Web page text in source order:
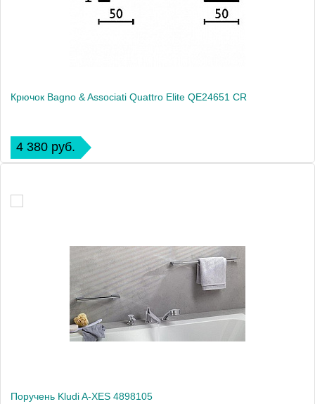
Крючок Bagno & Associati Quattro Elite QE24651 CR
4 380 руб.
Поручень Kludi A-XES 4898105